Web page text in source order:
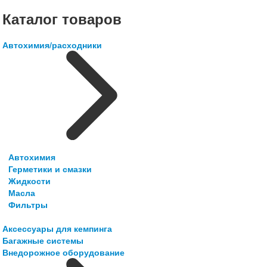
Каталог товаров
Автохимия/расходники
Автохимия
Герметики и смазки
Жидкости
Масла
Фильтры
Аксессуары для кемпинга
Багажные системы
Внедорожное оборудование